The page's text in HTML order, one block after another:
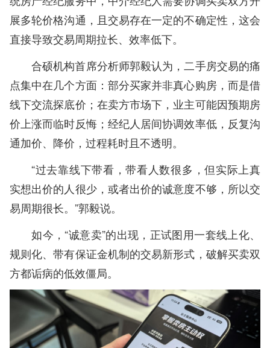
展多轮价格沟通，且交易存在一定的不确定性，这会
直接导致交易周期拉长、效率低下。
合硕机构首席分析师郭毅认为，二手房交易的痛
点集中在几个方面：部分买家并非真心购房，而是借
线下交流探底价；在卖方市场下，业主可能因预期房
价上涨而临时反悔；经纪人居间协调效率低，反复沟
通加价、降价，过程耗时且不透明。
“过去靠线下带看，带看人数很多，但实际上真
实想出价的人很少，或者出价的诚意度不够，所以交
易周期很长。”郭毅说。
如今，“诚意卖”的出现，正试图用一套线上化、
规则化、带有保证金机制的交易新形式，破解买卖双
方都诟病的低效僵局。